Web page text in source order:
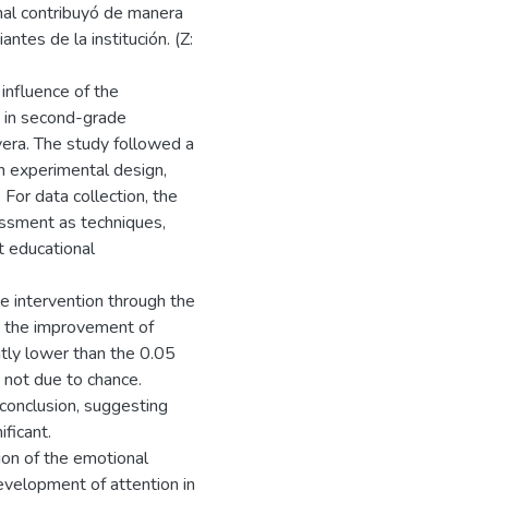
contribuyó de manera
de la institución. (Z:
of the
second-grade
The study followed a
experimental design,
data collection, the
as techniques,
educational
intervention through the
improvement of
lower than the 0.05
due to chance.
suggesting
of the emotional
of attention in